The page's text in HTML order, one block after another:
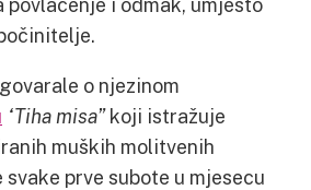
o njezinom
“Tiha misa”koji istražuje
muških molitvenih
prve subote u mjesecu